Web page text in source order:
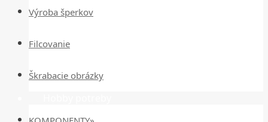
Výroba šperkov
Filcovanie
Škrabacie obrázky